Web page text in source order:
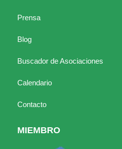
Prensa
Blog
Buscador de Asociaciones
Calendario
Contacto
MIEMBRO